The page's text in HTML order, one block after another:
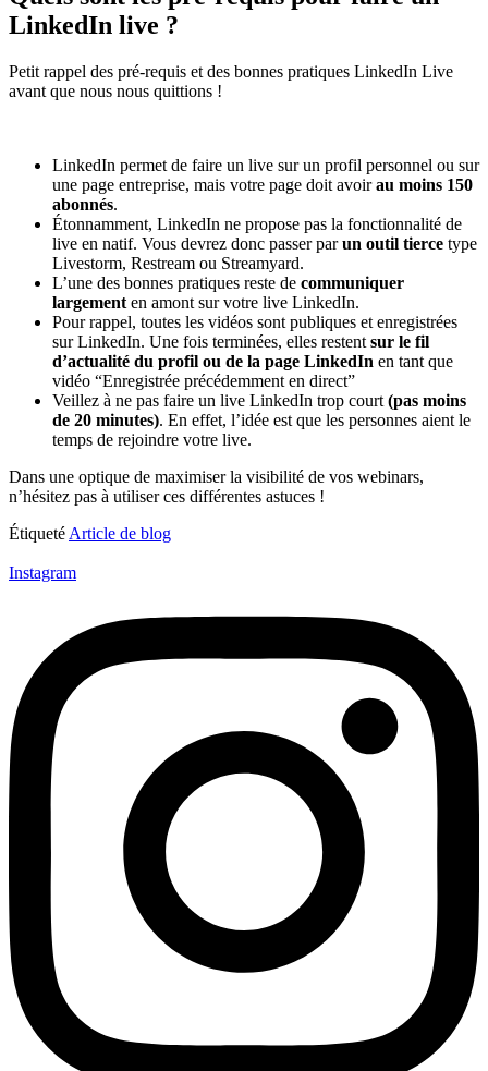
LinkedIn live ?
Petit rappel des pré-requis et des bonnes pratiques LinkedIn Live
avant que nous nous quittions !
LinkedIn permet de faire un live sur un profil personnel ou sur
une page entreprise, mais votre page doit avoirau moins 150
abonnés.
Étonnamment, LinkedIn ne propose pas la fonctionnalité de
live en natif. Vous devrez donc passer parun outil tierce type
Livestorm, Restream ou Streamyard.
L’une des bonnes pratiques reste de communiquer
largement en amont sur votre live LinkedIn.
Pour rappel, toutes les vidéos sont publiques et enregistrées
sur LinkedIn. Une fois terminées, elles restent sur le fil
d’actualité du profil ou de la page LinkedIn en tant que
vidéo “Enregistrée précédemment en direct”
Veillez à ne pas faire un live LinkedIn trop court (pas moins
de 20 minutes). En effet, l’idée est que les personnes aient le
temps de rejoindre votre live.
Dans une optique de maximiser la visibilité de vos webinars,
n’hésitez pas à utiliser ces différentes astuces !
Étiqueté Article de blog
Instagram